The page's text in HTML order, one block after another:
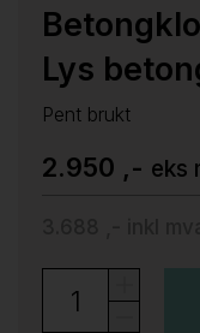
Lys
Pent brukt
2.950 ,- eks